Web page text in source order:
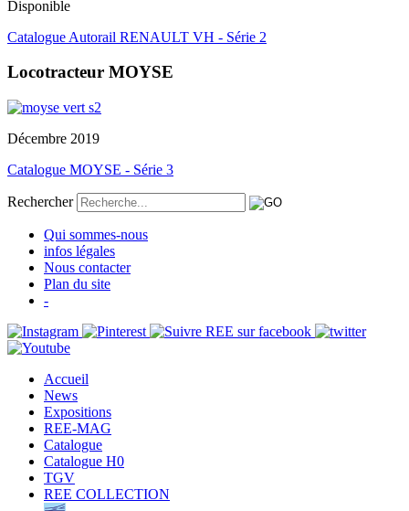
Disponible
Catalogue Autorail RENAULT VH - Série 2
Locotracteur MOYSE
Décembre 2019
Catalogue MOYSE - Série 3
Rechercher
Qui sommes-nous
infos légales
Nous contacter
Plan du site
-
Accueil
News
Expositions
REE-MAG
Catalogue
Catalogue H0
TGV
REE COLLECTION